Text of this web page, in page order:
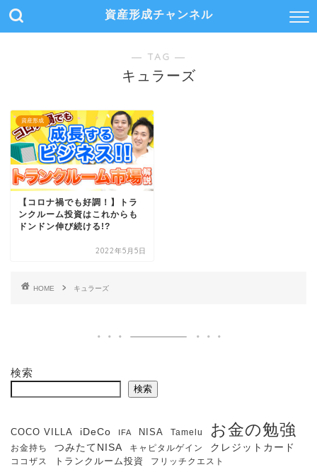
資産形成チャンネル
― TAG ―
キュラーズ
資産形成
【コロナ禍でも好調！】トラ
ンクルーム投資はこれからも
ドンドン伸び続ける!?
2022年5月5日
HOME キュラーズ
検索
検索
COCO VILLA iDeCo IFA NISA Tamelu お金の勉強
お金持ち つみたてNISA キャピタルゲイン クレジットカード
ココザス トランクルーム投資 フリッチクエスト